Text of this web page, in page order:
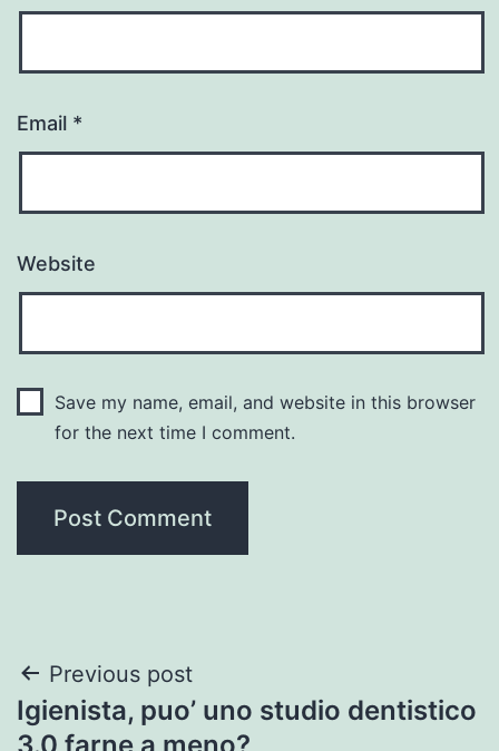
Email *
Website
Save my name, email, and website in this browser
for the next time I comment.
Post
navigation
Previous post
Igienista, puo’ uno studio dentistico
3.0 farne a meno?